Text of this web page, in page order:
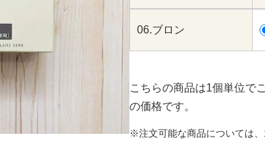
06.ブロン
こちらの商品は1個単位で
の価格です。
※注文可能な商品については、